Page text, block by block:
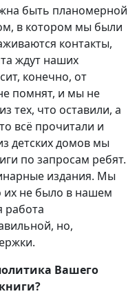
быть планомерной
в котором мы были
контакты,
ждут наших
конечно, от
помнят, и мы не
тех, что оставили, а
всё прочитали и
детских домов мы
по запросам ребят.
издания. Мы
их не было в нашем
работа
но,
Вашего